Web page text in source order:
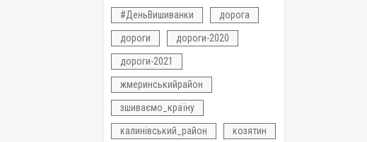
#ДеньВишиванки дорога
дороги дороги-2020
дороги-2021
жмеринськийрайон
зшиваємо_країну
калинівський_район козятин